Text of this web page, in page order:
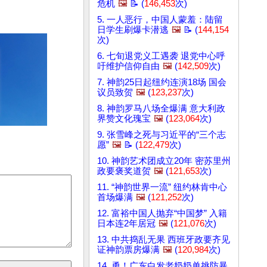
危机 🖼️ 📝 (146,453次)
5. 一人恶行，中国人蒙羞：陆留
日学生刷爆卡潜逃 🖼️ 📝 (144,154
次)
6. 七旬退党义工遇袭 退党中心呼
吁维护信仰自由 🖼️ (142,509次)
7. 神韵25日起纽约连演18场 国会
议员致贺 🖼️ (123,237次)
8. 神韵罗马八场全爆满 意大利政
界赞文化瑰宝 🖼️ (123,064次)
9. 张雪峰之死与习近平的“三个志
愿” 🖼️ 📝 (122,479次)
10. 神韵艺术团成立20年 密苏里州
政要褒奖道贺 🖼️ (121,653次)
11. “神韵世界一流” 纽约林肯中心
首场爆满 🖼️ (121,252次)
12. 富裕中国人抛弃“中国梦” 入籍
日本连2年居冠 🖼️ (121,076次)
13. 中共捣乱无果 西班牙政要齐见
证神韵票房爆满 🖼️ (120,984次)